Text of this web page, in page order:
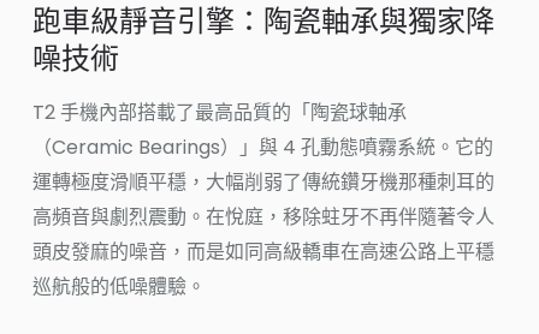
跑車級靜音引擎：陶瓷軸承與獨家降
噪技術
T2 手機內部搭載了最高品質的「陶瓷球軸承
（Ceramic Bearings）」與 4 孔動態噴霧系統。它的
運轉極度滑順平穩，大幅削弱了傳統鑽牙機那種刺耳的
高頻音與劇烈震動。在悅庭，移除蛀牙不再伴隨著令人
頭皮發麻的噪音，而是如同高級轎車在高速公路上平穩
巡航般的低噪體驗。